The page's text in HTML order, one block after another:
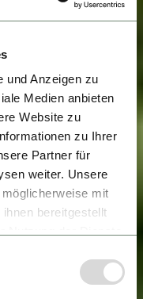
und Anzeigen zu
Medien anbieten
Website zu
zu Ihrer
Partner für
weiter. Unsere
mit
bereitgestellt